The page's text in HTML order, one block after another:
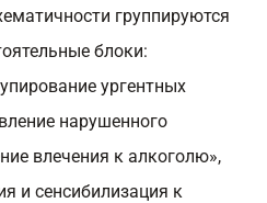
группируются
блоки:
ургентных
нарушенного
влечения к алкоголю»,
и сенсибилизация к